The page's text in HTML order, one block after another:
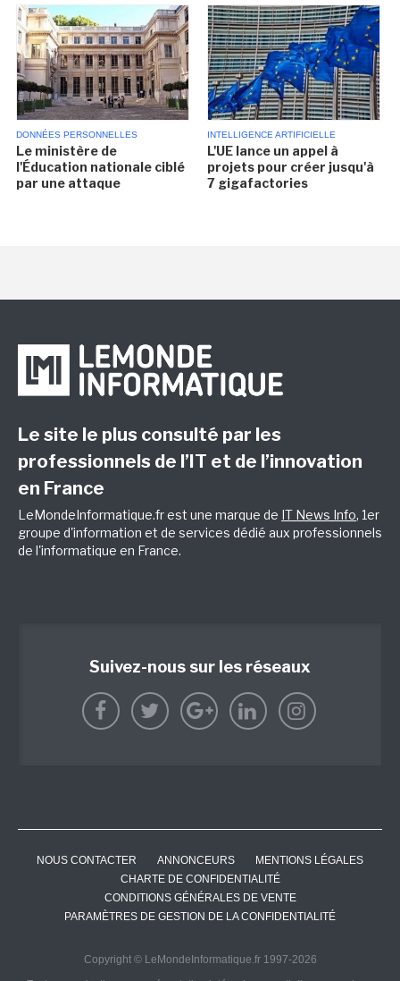
DONNÉES PERSONNELLES
Le ministère de
l'Éducation nationale ciblé
par une attaque
INTELLIGENCE ARTIFICIELLE
L'UE lance un appel à
projets pour créer jusqu'à
7 gigafactories
Le site le plus consulté par les
professionnels de l’IT et de l’innovation
en France
LeMondeInformatique.fr est une marque de IT News Info, 1er
groupe d'information et de services dédié aux professionnels
de l'informatique en France.
Suivez-nous sur les réseaux
NOUS CONTACTER ANNONCEURS
MENTIONS LÉGALES
CHARTE DE CONFIDENTIALITÉ
CONDITIONS GÉNÉRALES DE VENTE
PARAMÈTRES DE GESTION DE LA CONFIDENTIALITÉ
Copyright © LeMondeInformatique.fr 1997-2026